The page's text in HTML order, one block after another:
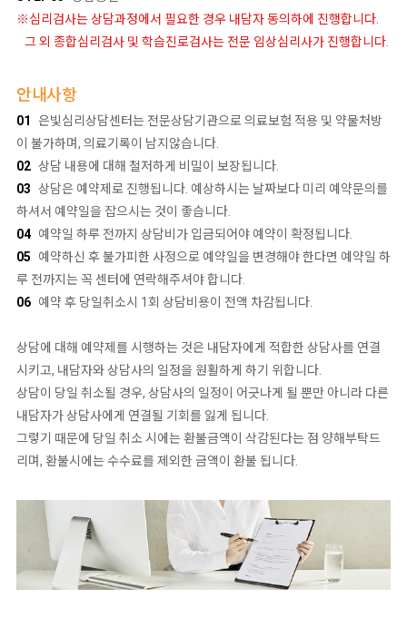
※심리검사는 상담과정에서 필요한 경우 내담자 동의하에 진행합니다.
그 외 종합심리검사 및 학습진로검사는 전문 임상심리사가 진행합니다.
안내사항
01
은빛심리상담센터는 전문상담기관으로 의료보험 적용 및 약물처방
이 불가하며, 의료기록이 남지않습니다.
02 상담 내용에 대해 철저하게 비밀이 보장됩니다.
03 상담은 예약제로 진행됩니다. 예상하시는 날짜보다 미리 예약문의를
하셔서 예약일을 잡으시는 것이 좋습니다.
04 예약일 하루 전까지 상담비가 입금되어야 예약이 확정됩니다.
05
예약하신 후 불가피한 사정으로 예약일을 변경해야 한다면 예약일 하
루 전까지는 꼭 센터에 연락해주셔야 합니다.
06 예약 후 당일취소시 1회 상담비용이 전액 차감됩니다.
상담에 대해 예약제를 시행하는 것은 내담자에게 적합한 상담사를 연결
시키고, 내담자와 상담사의 일정을 원활하게 하기 위합니다.
상담이 당일 취소될 경우, 상담사의 일정이 어긋나게 될 뿐만 아니라 다른
내담자가 상담사에게 연결될 기회를 잃게 됩니다.
그렇기 때문에 당일 취소 시에는 환불금액이 삭감된다는 점 양해부탁드
리며, 환불시에는 수수료를 제외한 금액이 환불 됩니다.